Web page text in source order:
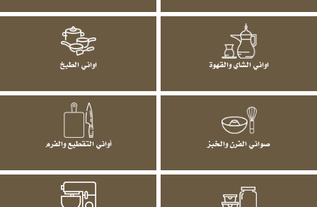
اواني الشاي والقهوة اواني الطبخ
صواني الفرن والخبز أواني التقطيع والفرم